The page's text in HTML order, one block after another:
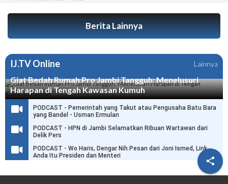

Berita Lainnya
IJ.TV Online Lainnya
Giat Bedah Rumah Pro Jambi Tangguh: Menelusuri
Harapan di Tengah Kawasan Kumuh
PODCAST - Pemerintah yang Takut atau Pengusaha Batu Bara
yang Bandel - Usman Ermulan
PODCAST - HPN di Jambi Selamatkan Ribuan Wartawan dari
Delik Pers
PODCAST - Wo Haris, Dengar Nih Pesan dari Joni Ismed, Link
Anda Itu Presiden dan Menteri